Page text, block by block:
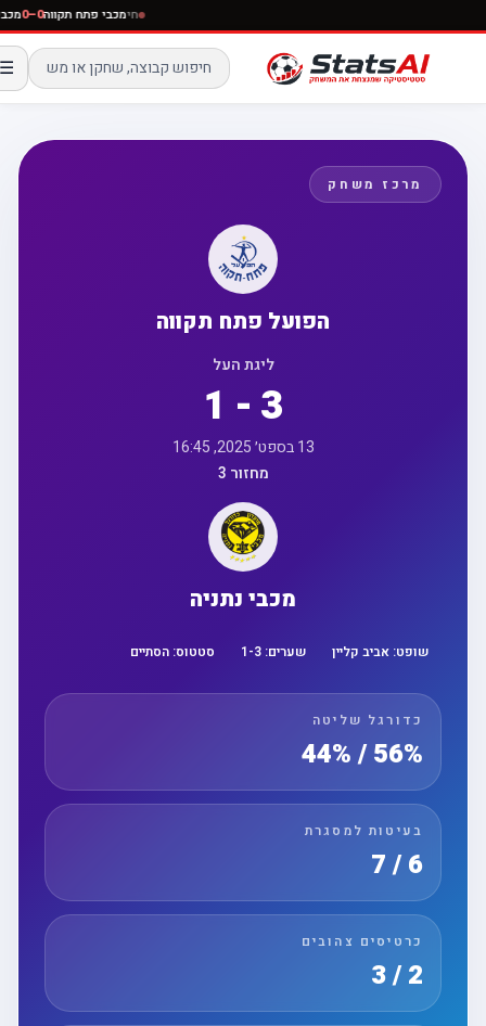
חימכבי פתח תקווה0–0
☰
מרכז משחק
הפועל פתח תקווה
ליגת העל
1 - 3
13 בספט׳ 2025, 16:45
מחזור 3
מכבי נתניה
שופט:אביב קליין שערים: 1 -3 סטטוס:הסתיים
כדורגל שליטה
56% / 44%
בעיטות למסגרת
6 / 7
כרטיסים צהובים